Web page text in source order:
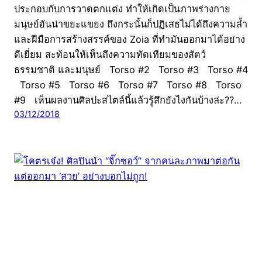
ประกอบกับการวาดตกแต่ง ทำให้เกิดเป็นภาพร่างกาย
มนุษย์อันน่าขยะแขยง ถึงกระนั้นก็ปฏิเสธไม่ได้ถึงความล้ำ
และฝีมือการสร้างสรรค์ของ Zoia ที่ทำมันออกมาได้อย่าง
ดีเยี่ยม สะท้อนให้เห็นถึงความทัดเทียมของสัตว์
ธรรมชาติ และมนุษย์ Torso #2 Torso #3 Torso #4
Torso #5 Torso #6 Torso #7 Torso #8 Torso
#9 เห็นผลงานศิลปะสไตล์นี้แล้วรู้สึกยังไงกันบ้างล่ะ??…
03/12/2018